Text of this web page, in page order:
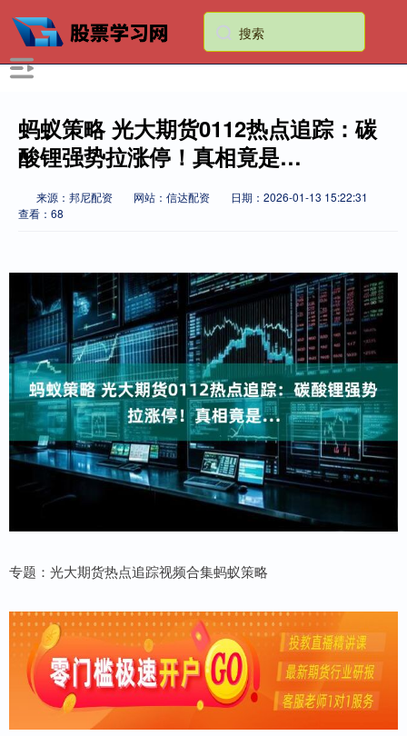
蚂蚁策略 光大期货0112热点追踪：碳
酸锂强势拉涨停！真相竟是…
来源：邦尼配资 网站：信达配资
日期：2026-01-13 15:22:31
查看：68
专题：光大期货热点追踪视频合集蚂蚁策略